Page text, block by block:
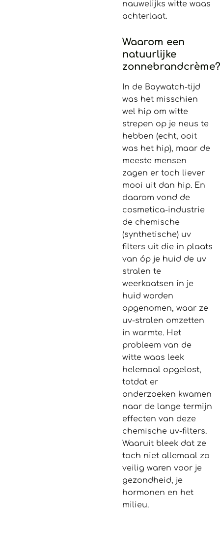
nauwelijks witte waas
achterlaat.
Waarom een
natuurlijke
zonnebrandcrème?
In de Baywatch-tijd
was het misschien
wel hip om witte
strepen op je neus te
hebben (echt, ooit
was het hip), maar de
meeste mensen
zagen er toch liever
mooi uit dan hip. En
daarom vond de
cosmetica-industrie
de chemische
(synthetische) uv
filters uit die in plaats
van óp je huid de uv
stralen te
weerkaatsen ín je
huid worden
opgenomen, waar ze
uv-stralen omzetten
in warmte. Het
probleem van de
witte waas leek
helemaal opgelost,
totdat er
onderzoeken kwamen
naar de lange termijn
effecten van deze
chemische uv-filters.
Waaruit bleek dat ze
toch niet allemaal zo
veilig waren voor je
gezondheid, je
hormonen en het
milieu.